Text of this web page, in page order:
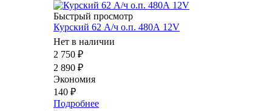
Быстрый просмотр
Курский 62 А/ч о.п. 480А 12V
Нет в наличии
2 750 ₽
2 890 ₽
Экономия
140 ₽
Подробнее